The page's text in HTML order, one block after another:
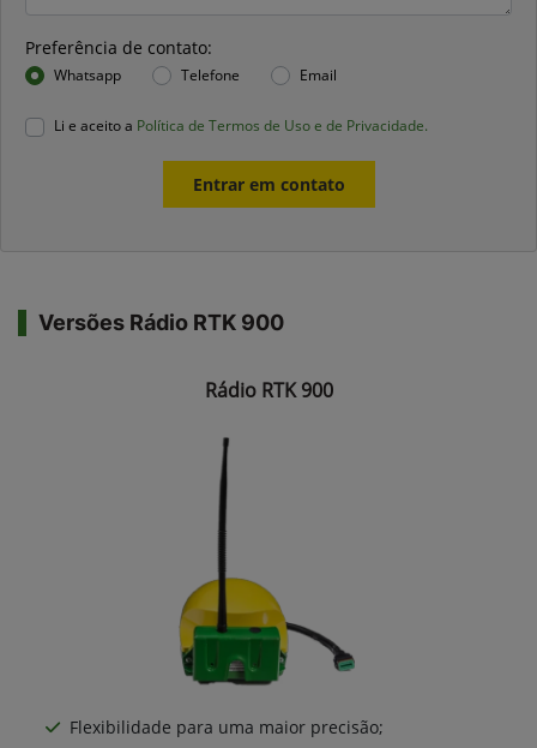
Preferência de contato:
Whatsapp Telefone Email
Li e aceito a Política de Termos de Uso e de Privacidade.
Entrar em contato
Versões Rádio RTK 900
Rádio RTK 900
Flexibilidade para uma maior precisão;